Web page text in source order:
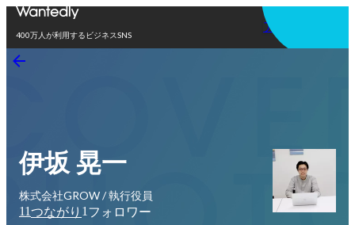
400万人が利用するビジネスSNS
アプリを使う
伊坂 晃一
株式会社GROW / 執行役員
11つながり 1 フォロワー